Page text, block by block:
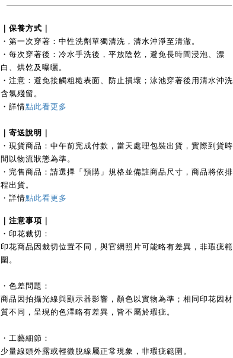
｜保養方式｜
・第一次穿著：中性洗劑單獨清洗，清水沖淨至清澈。
・每次穿著後：冷水手洗後，平放陰乾，避免長時間浸泡、漂
白、烘乾及曝曬。
・注意：避免接觸粗糙表面、防止損壞；泳池穿著後用清水沖洗
含氯殘留。
・ 詳情點此看更多
｜ 寄送說明｜
・現貨商品：中午前完成付款，當天處理包裝出貨，實際到貨時
間以物流狀態為準。
・完售商品：請選擇「預購」規格並備註商品尺寸，商品將依排
程出貨。
・詳情點此看更多
｜注意事項｜
・印花裁切：
印花商品因裁切位置不同，與官網照片可能略有差異，非瑕疵範
圍。
・色差問題：
商品因拍攝光線與顯示器影響，顏色以實物為準；相同印花因材
質不同，呈現的色澤略有差異，皆不屬於瑕疵。
・工藝細節：
少量線頭外露或輕微脫線屬正常現象，非瑕疵範圍。